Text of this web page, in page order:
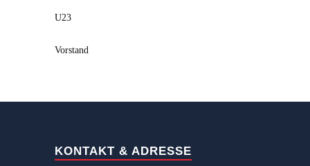
U23
Vorstand
KONTAKT & ADRESSE